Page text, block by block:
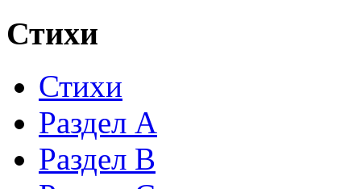
Стихи
Стихи
Раздел А
Раздел B